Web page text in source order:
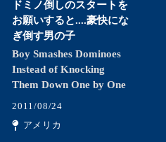
ドミノ倒しのスタートを
お願いすると....豪快にな
ぎ倒す男の子
Boy Smashes Dominoes
Instead of Knocking
Them Down One by One
2011/08/24
アメリカ